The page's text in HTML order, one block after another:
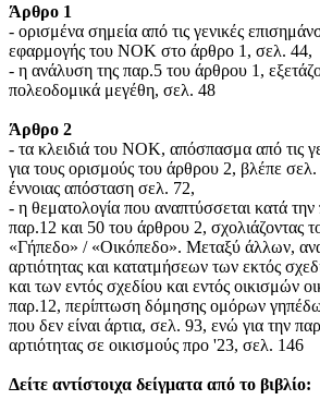
Άρθρο 1
- ορισμένα σημεία από τις γενικές
εφαρμογής του ΝΟΚ στο άρθρο 1, σελ. 44,
- η ανάλυση της παρ.5 του άρθρου 1,
πολεοδομικά μεγέθη, σελ. 48
Άρθρο 2
- τα κλειδιά του ΝΟΚ, απόσπασμα από τις
για τους ορισμούς του άρθρου 2, βλέπε
έννοιας απόσταση σελ. 72,
- η θεματολογία που αναπτύσσεται κατά
παρ.12 και 50 του άρθρου 2, σχολιάζοντας
«Γήπεδο» / «Οικόπεδο». Μεταξύ άλλων,
αρτιότητας και κατατμήσεων των εκτός
και των εντός σχεδίου και εντός οικισμών
παρ.12, περίπτωση δόμησης ομόρων
που δεν είναι άρτια, σελ. 93, ενώ για την
αρτιότητας σε οικισμούς προ '23, σελ. 146
Δείτε αντίστοιχα δείγματα από το βιβλίο: